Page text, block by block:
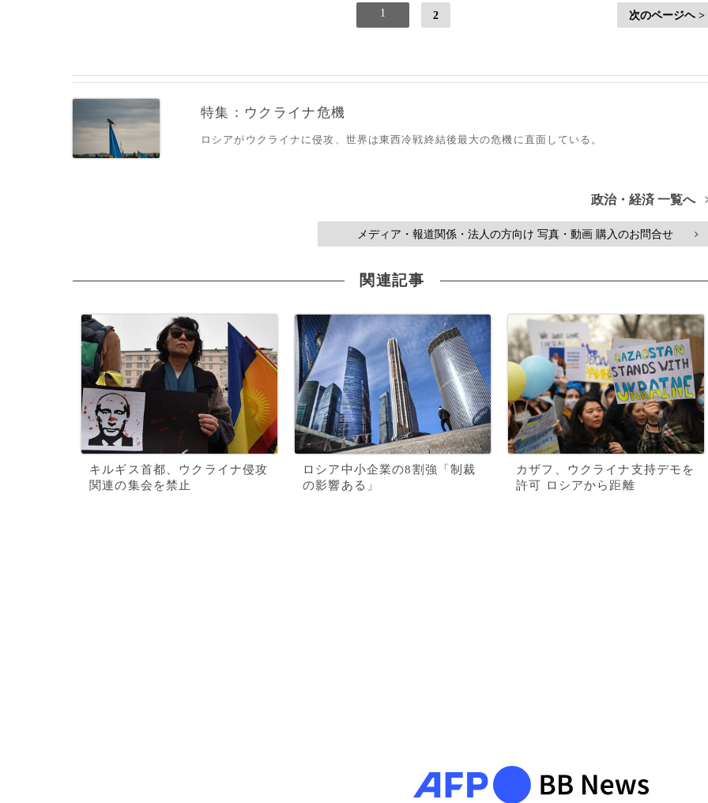
1 2 次のページヘ >
特集：ウクライナ危機
ロシアがウクライナに侵攻、世界は東西冷戦終結後最大の危機に直面している。
政治・経済 一覧へ
メディア・報道関係・法人の方向け 写真・動画 購入のお問合せ >
関連記事
キルギス首都、ウクライナ侵攻
関連の集会を禁止
ロシア中小企業の8割強「制裁
の影響ある」
カザフ、ウクライナ支持デモを
許可 ロシアから距離